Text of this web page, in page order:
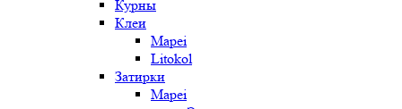
Курны
Клеи
Mapei
Litokol
Затирки
Mapei